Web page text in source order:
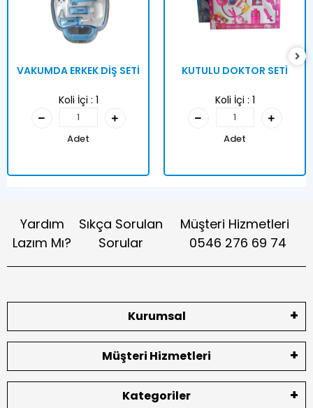
VAKUMDA ERKEK DİŞ SETİ
Koli İçi : 1
Adet
KUTULU DOKTOR SETİ
Koli İçi : 1
Adet
Yardım
Lazım Mı?
Sıkça Sorulan
Sorular
Müşteri Hizmetleri
0546 276 69 74
Kurumsal
Müşteri Hizmetleri
Kategoriler